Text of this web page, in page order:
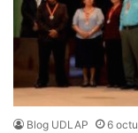
Blog UDLAP 6